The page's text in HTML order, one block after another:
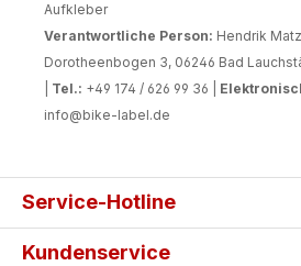
Aufkleber
Verantwortliche Person: Hendrik Matz
Dorotheenbogen 3, 06246 Bad
Tel.: +49 174 / 626 99 36 |
info@bike-label.de
Service-Hotline
Kundenservice